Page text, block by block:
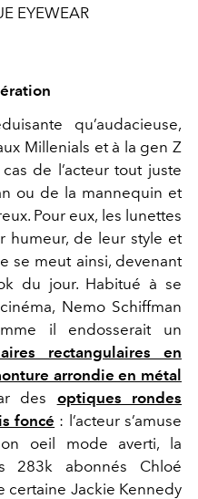
EYEWEAR
qu’audacieuse,
Millenials et à la gen Z
de l’acteur tout juste
ou de la mannequin et
Pour eux, les lunettes
humeur, de leur style et
se meut ainsi, devenant
du jour. Habitué à se
Nemo Schiffman
il endosserait un
rectangulaires en
arrondie en métal
des optiques rondes
foncé : l’acteur s’amuse
oeil mode averti, la
283k abonnés Chloé
certaine Jackie Kennedy